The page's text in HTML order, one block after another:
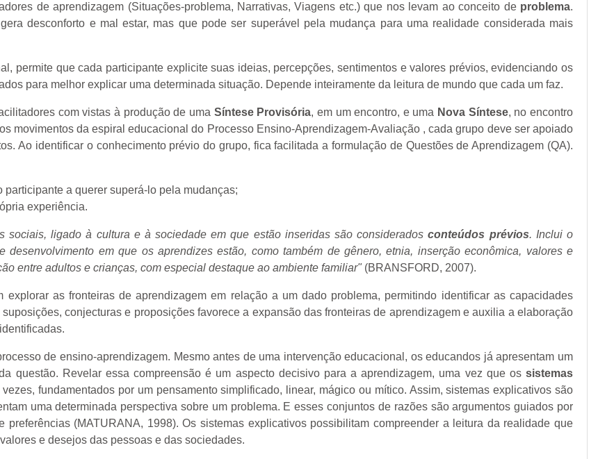
de aprendizagem (Situações-problema, Narrativas, Viagens etc.) que nos levam ao conceito de problema.
desconforto e mal estar, mas que pode ser superável pela mudança para uma realidade considerada mais
permite que cada participante explicite suas ideias, percepções, sentimentos e valores prévios, evidenciando os
para melhor explicar uma determinada situação. Depende inteiramente da leitura de mundo que cada um faz.
com vistas à produção de uma Síntese Provisória, em um encontro, e uma Nova Síntese, no encontro
movimentos da espiral educacional do Processo Ensino-Aprendizagem-Avaliação , cada grupo deve ser apoiado
Ao identificar o conhecimento prévio do grupo, fica facilitada a formulação de Questões de Aprendizagem (QA).
a querer superá-lo pela mudanças;
experiência.
sociais, ligado à cultura e à sociedade em que estão inseridas são consideradosconteúdos prévios. Inclui o
em que os aprendizes estão, como também de gênero, etnia, inserção econômica, valores e
entre adultos e crianças, com especial destaque ao ambiente familiar" (BRANSFORD, 2007).
as fronteiras de aprendizagem em relação a um dado problema, permitindo identificar as capacidades
conjecturas e proposições favorece a expansão das fronteiras de aprendizagem e auxilia a elaboração
de ensino-aprendizagem. Mesmo antes de uma intervenção educacional, os educandos já apresentam um
questão. Revelar essa compreensão é um aspecto decisivo para a aprendizagem, uma vez que os sistemas
fundamentados por um pensamento simplificado, linear, mágico ou mítico. Assim, sistemas explicativos são
uma determinada perspectiva sobre um problema. E esses conjuntos de razões são argumentos guiados por
(MATURANA, 1998). Os sistemas explicativos possibilitam compreender a leitura da realidade que
e desejos das pessoas e das sociedades.